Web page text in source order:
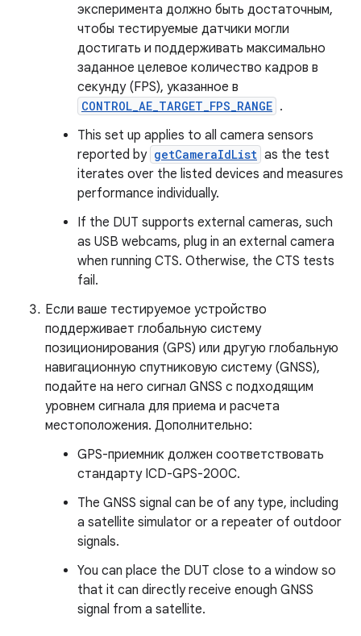
эксперимента должно быть достаточным,
чтобы тестируемые датчики могли
достигать и поддерживать максимально
заданное целевое количество кадров в
секунду (FPS), указанное в
CONTROL_AE_TARGET_FPS_RANGE .
This set up applies to all camera sensors
reported by getCameraIdList as the test
iterates over the listed devices and measures
performance individually.
If the DUT supports external cameras, such
as USB webcams, plug in an external camera
when running CTS. Otherwise, the CTS tests
fail.
Если ваше тестируемое устройство
поддерживает глобальную систему
позиционирования (GPS) или другую глобальную
навигационную спутниковую систему (GNSS),
подайте на него сигнал GNSS с подходящим
уровнем сигнала для приема и расчета
местоположения. Дополнительно:
GPS-приемник должен соответствовать
стандарту ICD-GPS-200C.
The GNSS signal can be of any type, including
a satellite simulator or a repeater of outdoor
signals.
You can place the DUT close to a window so
that it can directly receive enough GNSS
signal from a satellite.